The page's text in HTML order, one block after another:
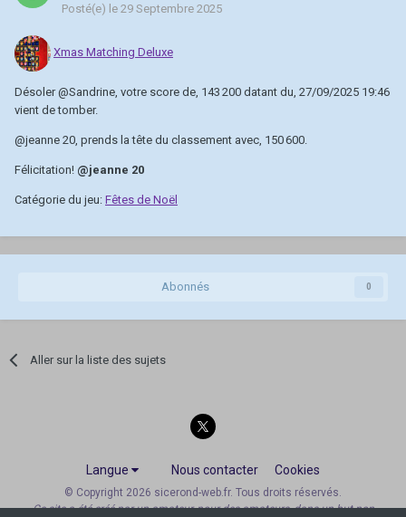
Posté(e) le 29 Septembre 2025
Xmas Matching Deluxe
Désoler@Sandrine , votre score de, 143 200 datant du, 27/09/2025 19:46
vient de tomber.
@jeanne 20 , prends la tête du classement avec, 150 600.
Félicitation! @jeanne 20
Catégorie du jeu: Fêtes de Noël
Abonnés 0
Aller sur la liste des sujets
Langue Nous contacter Cookies
© Copyright 2026 sicerond-web.fr. Tous droits réservés.
Ce site a été créé par un amateur, pour des amateurs, dans un but non